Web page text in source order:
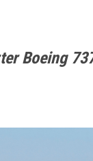
Boeing